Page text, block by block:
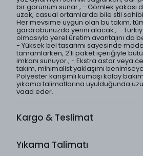
bir görünüm sunar.; - Gömlek yakası
uzak, casual ortamlarda bile stil sahibi
Her mevsime uygun olan bu takım,
gardrobunuzda yerini alacak.; -
olmasıyla yerel üretim avantajını da
- Yüksek bel tasarımı sayesinde
tamamlarken, 2'li paket içeriğiyle
imkanı sunuyor.; - Ekstra astar veya
takım, minimalist yaklaşımı
Polyester karışımlı kumaşı kolay
yıkama talimatlarına uyulduğunda
vaad eder.
Kargo & Teslimat
Yıkama Talimatı